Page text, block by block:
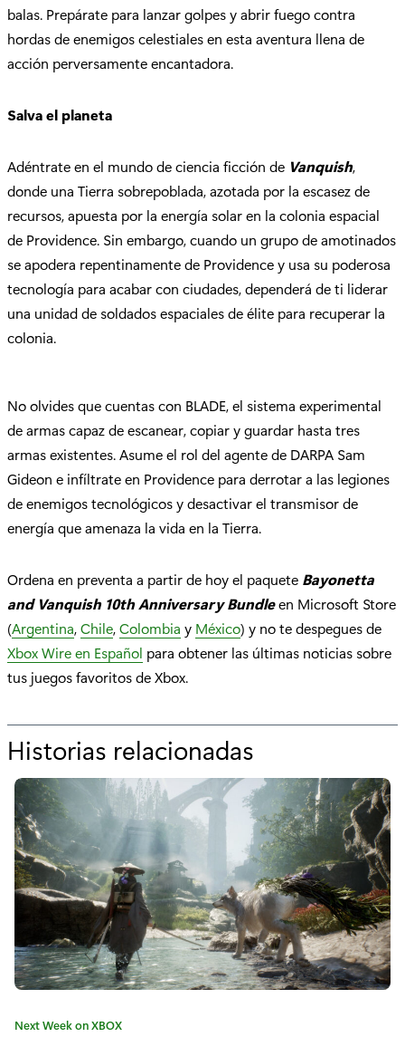
balas. Prepárate para lanzar golpes y abrir fuego contra
hordas de enemigos celestiales en esta aventura llena de
acción perversamente encantadora.
Salva el planeta
Adéntrate en el mundo de ciencia ficción de Vanquish,
donde una Tierra sobrepoblada, azotada por la escasez de
recursos, apuesta por la energía solar en la colonia espacial
de Providence. Sin embargo, cuando un grupo de amotinados
se apodera repentinamente de Providence y usa su poderosa
tecnología para acabar con ciudades, dependerá de ti liderar
una unidad de soldados espaciales de élite para recuperar la
colonia.
No olvides que cuentas con BLADE, el sistema experimental
de armas capaz de escanear, copiar y guardar hasta tres
armas existentes. Asume el rol del agente de DARPA Sam
Gideon e infíltrate en Providence para derrotar a las legiones
de enemigos tecnológicos y desactivar el transmisor de
energía que amenaza la vida en la Tierra.
Ordena en preventa a partir de hoy el paquete Bayonetta
and Vanquish 10th Anniversary Bundleen Microsoft Store
(Argentina,Chile,Colombia y México) y no te despegues de
Xbox Wire en Español para obtener las últimas noticias sobre
tus juegos favoritos de Xbox.
Historias relacionadas
o
r
"
P
a
q
u
C
Next Week on XBOX